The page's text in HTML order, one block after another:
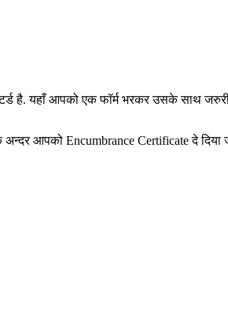
है. यहाँ आपको एक फॉर्म भरकर उसके साथ
आपको Encumbrance Certificate दे दिया